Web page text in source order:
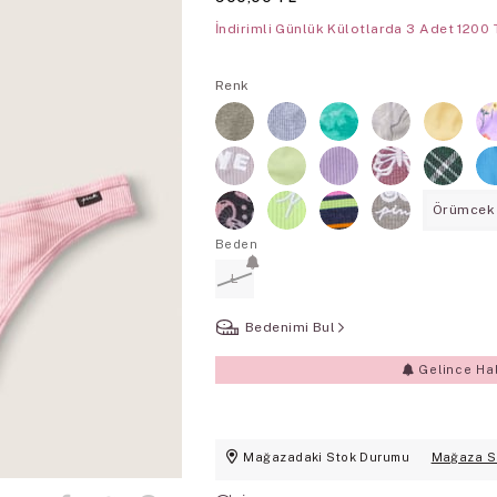
İndirimli Günlük Külotlarda 3 Adet 1200
Renk
Beden
L
Bedenimi Bul
Gelince
Mağazadaki Stok Durumu Mağaza